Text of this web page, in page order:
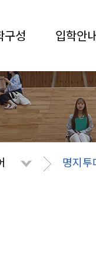
구성 입학안
명지투